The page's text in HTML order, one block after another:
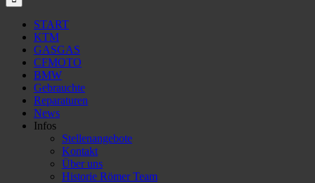
START
KTM
GASGAS
CFMOTO
BMW
Gebrauchte
Reparaturen
News
Infos
Stellenangebote
Kontakt
Über uns
Historie Römer Team